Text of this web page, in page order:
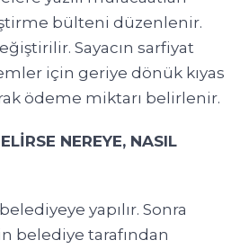
bülteni düzenlenir.
Sayacın sarfiyat
için geriye dönük kıyas
ödeme miktarı belirlenir.
NEREYE, NASIL
yapılır. Sonra
belediye tarafından